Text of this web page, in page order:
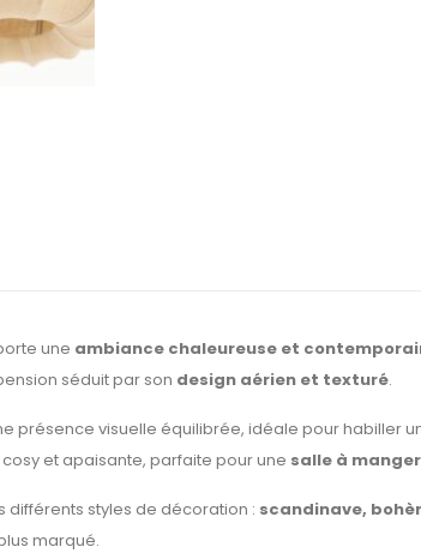
une ambiance chaleureuse et
séduit par son design aérien et texturé.
présence visuelle équilibrée, idéale pour habiller
et apaisante, parfaite pour une salle à
différents styles de décoration : scandinave,
marqué.